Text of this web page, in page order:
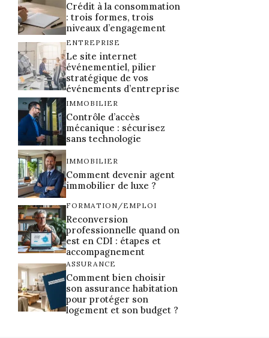
Crédit à la consommation
: trois formes, trois
niveaux d’engagement
ENTREPRISE
Le site internet
événementiel, pilier
stratégique de vos
événements d’entreprise
IMMOBILIER
Contrôle d’accès
mécanique : sécurisez
sans technologie
IMMOBILIER
Comment devenir agent
immobilier de luxe ?
FORMATION/EMPLOI
Reconversion
professionnelle quand on
est en CDI : étapes et
accompagnement
ASSURANCE
Comment bien choisir
son assurance habitation
pour protéger son
logement et son budget ?